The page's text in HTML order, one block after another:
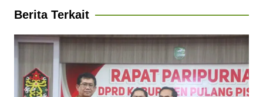
p
p
o
k
a
m
e
r
i
e
n
d
l
Berita Terkait